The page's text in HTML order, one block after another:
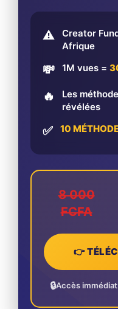
⚠️ Creator
Afrique
💸 1M vues =
🔥 Les
révélées
✅ 10
8 000
FCFA
👉
🔒Accès immédiat